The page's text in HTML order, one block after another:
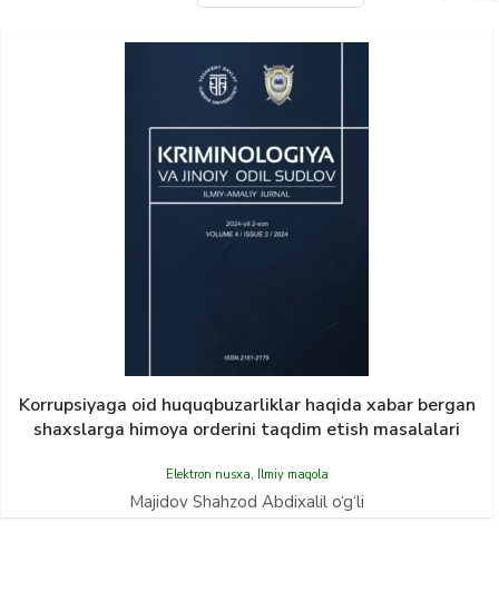
Korrupsiyaga oid huquqbuzarliklar haqida xabar bergan
shaxslarga himoya orderini taqdim etish masalalari
Elektron nusxa, Ilmiy maqola
Majidov Shahzod Abdixalil o‘g‘li